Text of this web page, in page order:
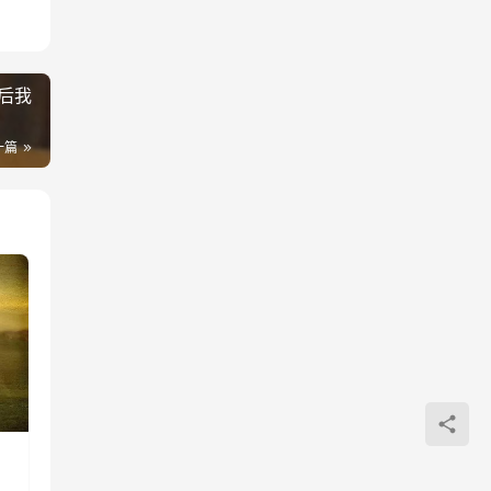
我
篇